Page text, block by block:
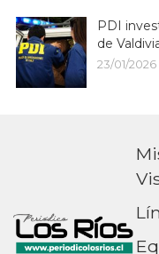
PDI
de
23/01/2026